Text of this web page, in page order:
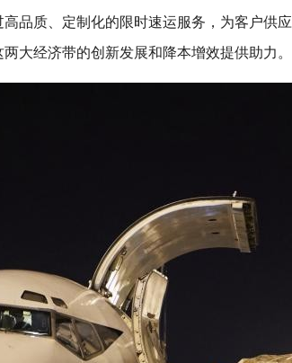
品质、定制化的限时速运服务，为客户供应
大经济带的创新发展和降本增效提供助力。